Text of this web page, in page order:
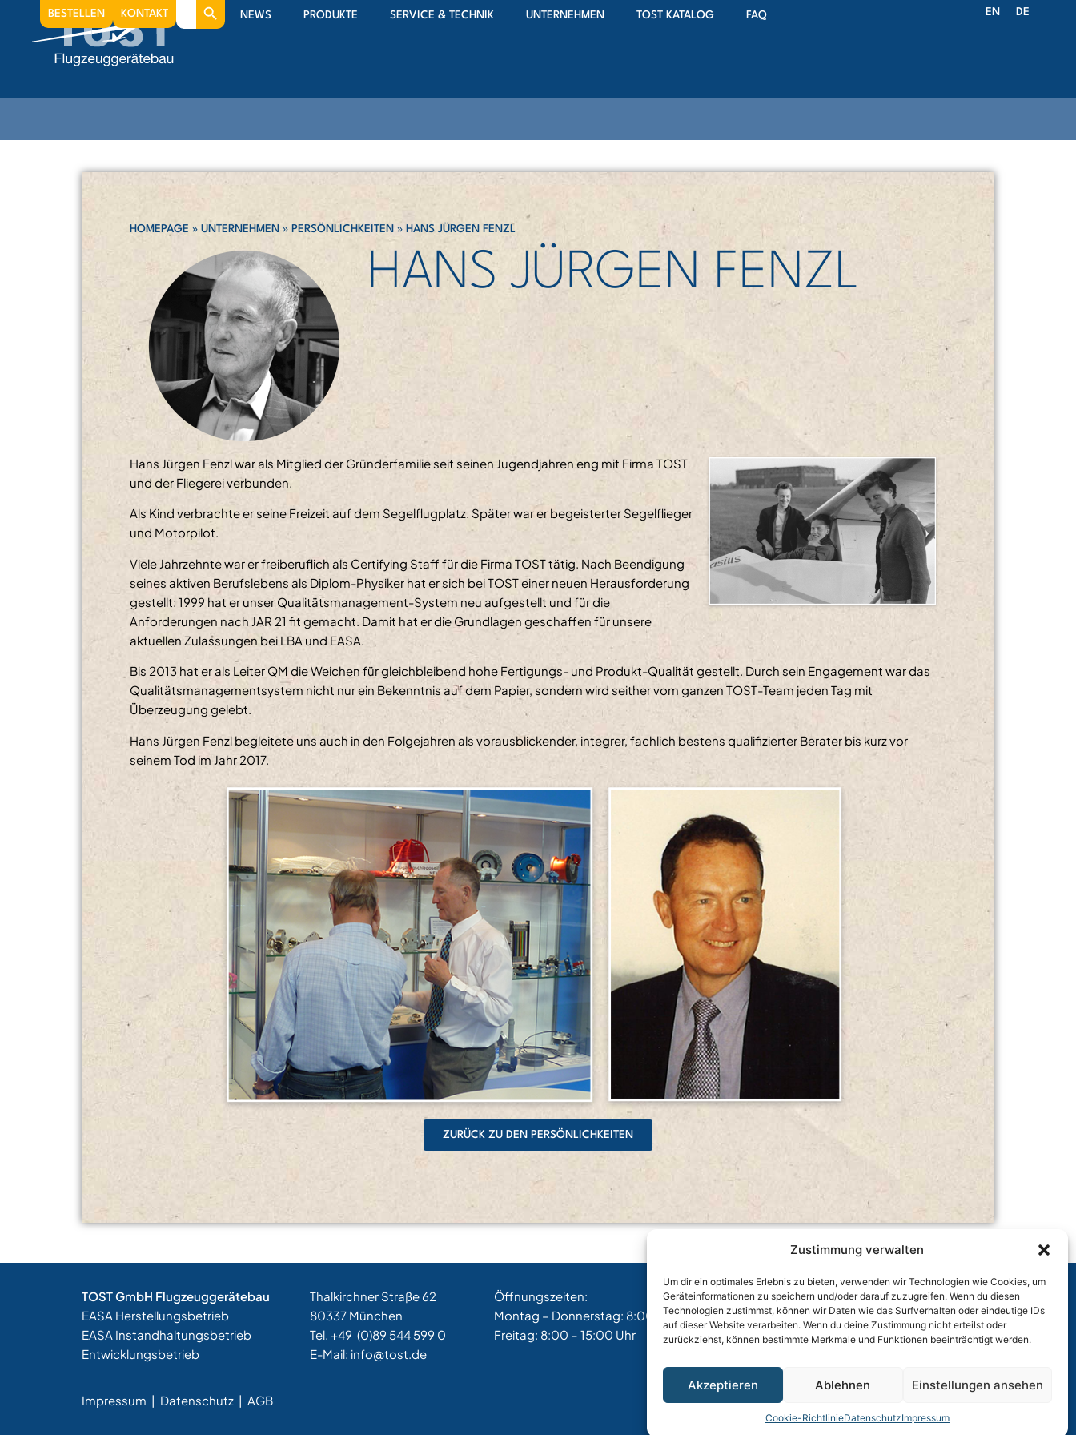
Zustimmung verwalten
Um dir ein optimales Erlebnis zu bieten, verwenden wir Technologien wie Cookies, um
Geräteinformationen zu speichern und/oder darauf zuzugreifen. Wenn du diesen
Technologien zustimmst, können wir Daten wie das Surfverhalten oder eindeutige IDs
auf dieser Website verarbeiten. Wenn du deine Zustimmung nicht erteilst oder
zurückziehst, können bestimmte Merkmale und Funktionen beeinträchtigt werden.
Akzeptieren Ablehnen Einstellungen ansehen
Cookie-RichtlinieDatenschutzImpressum
NEWS PRODUKTE SERVICE & TECHNIK UNTERNEHMEN TOST KATALOG FAQ
BESTELLEN KONTAKT
Search
for:
EN DE
HOMEPAGE » UNTERNEHMEN » PERSÖNLICHKEITEN » HANS JÜRGEN FENZL
HANS JÜRGEN FENZL
Hans Jürgen Fenzl war als Mitglied der Gründerfamilie seit seinen Jugendjahren eng mit Firma TOST
und der Fliegerei verbunden.
Als Kind verbrachte er seine Freizeit auf dem Segelflugplatz. Später war er begeisterter Segelflieger
und Motorpilot.
Viele Jahrzehnte war er freiberuflich als Certifying Staff für die Firma TOST tätig. Nach Beendigung
seines aktiven Berufslebens als Diplom-Physiker hat er sich bei TOST einer neuen Herausforderung
gestellt: 1999 hat er unser Qualitätsmanagement-System neu aufgestellt und für die
Anforderungen nach JAR 21 fit gemacht. Damit hat er die Grundlagen geschaffen für unsere
aktuellen Zulassungen bei LBA und EASA.
Bis 2013 hat er als Leiter QM die Weichen für gleichbleibend hohe Fertigungs- und Produkt-Qualität gestellt. Durch sein Engagement war das
Qualitätsmanagementsystem nicht nur ein Bekenntnis auf dem Papier, sondern wird seither vom ganzen TOST-Team jeden Tag mit
Überzeugung gelebt.
Hans Jürgen Fenzl begleitete uns auch in den Folgejahren als vorausblickender, integrer, fachlich bestens qualifizierter Berater bis kurz vor
seinem Tod im Jahr 2017.
ZURÜCK ZU DEN PERSÖNLICHKEITEN
TOST GmbH Flugzeuggerätebau
EASA Herstellungsbetrieb
EASA Instandhaltungsbetrieb
Entwicklungsbetrieb
Thalkirchner Straße 62
80337 München
Tel. +49 (0)89 544 599 0
E-Mail: info@tost.de
Öffnungszeiten:
Montag – Donnerstag: 8:00 – 17:00 Uhr
Freitag: 8:00 – 15:00 Uhr
Impressum | Datenschutz | AGB